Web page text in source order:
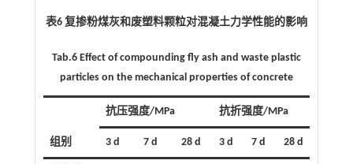
表6 复掺粉煤灰和废塑料颗粒对混凝土力学性能的影响
Tab.6 Effect of compounding fly ash and waste plastic
particles on the mechanical properties of concrete
组别
抗压强度/MPa 抗折强度/MPa
3 d 7 d 28 d 3 d 7 d 28 d